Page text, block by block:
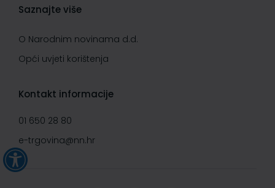
Saznajte više
O Narodnim novinama d.d.
Opći uvjeti korištenja
Kontakt informacije
01 650 28 80
e-trgovina@nn.hr